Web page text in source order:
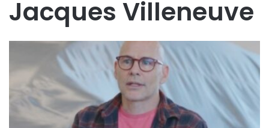
Jacques Villeneuve